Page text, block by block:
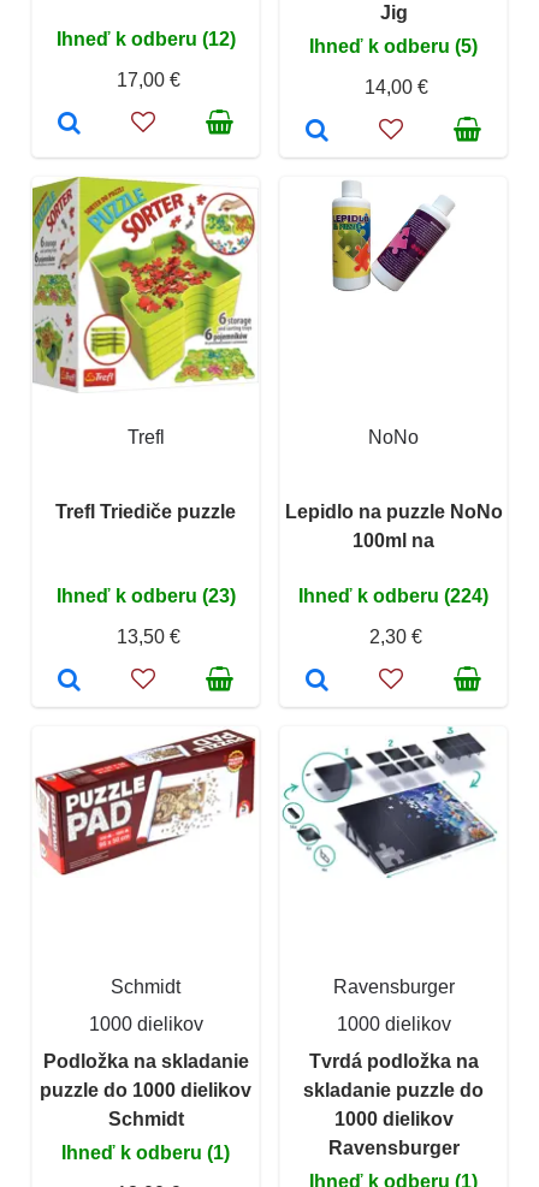
Ihneď k odberu (12)
17,00 €
Jig
Ihneď k odberu (5)
14,00 €
Trefl
Trefl Triediče puzzle
Ihneď k odberu (23)
13,50 €
NoNo
Lepidlo na puzzle NoNo
100ml na
Ihneď k odberu (224)
2,30 €
Schmidt
1000 dielikov
Podložka na skladanie
puzzle do 1000 dielikov
Schmidt
Ihneď k odberu (1)
Ravensburger
1000 dielikov
Tvrdá podložka na
skladanie puzzle do
1000 dielikov
Ravensburger
Ihneď k odberu (1)